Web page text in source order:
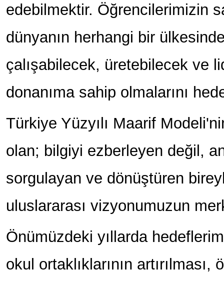
edebilmektir. Öğrencilerimizin
dünyanın herhangi bir
çalışabilecek, üretebilecek ve
donanıma sahip olmalarını
Türkiye Yüzyılı Maarif
olan; bilgiyi ezberleyen değil,
sorgulayan ve dönüştüren
uluslararası vizyonumuzun
Önümüzdeki yıllarda
okul ortaklıklarının